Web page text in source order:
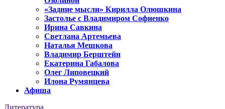
«Задние мысли» Кирилла Олюшкина
Застолье с Владимиром Софиенко
Ирина Савкина
Светлана Артемьева
Наталья Мешкова
Владимир Берштейн
Екатерина Габалова
Олег Липовецкий
Илона Румянцева
Афиша